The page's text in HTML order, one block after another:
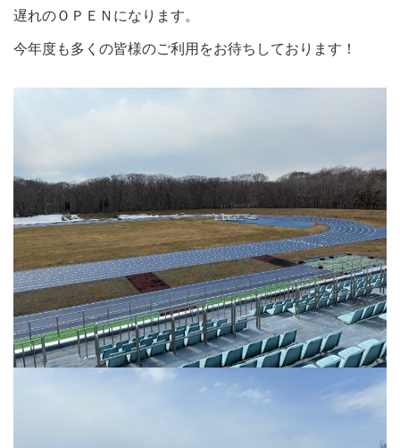
遅れのＯＰＥＮになります。
今年度も多くの皆様のご利用をお待ちしております！